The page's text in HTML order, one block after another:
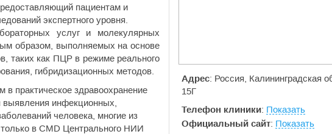
Адрес: Россия, Калининградская
15Г
Телефон клиники: Показать
Официальный сайт: Показать
пациентам и
экспертного уровня.
услуг и молекулярных
образом, выполняемых на основе
таких как ПЦР в режиме реального
гибридизационных методов.
практическое здравоохранение
выявления инфекционных,
человека, многие из
в CMD Центрального НИИ